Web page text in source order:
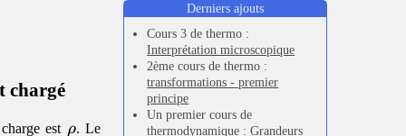
chargé
est \rho
ρ. Le
Derniers ajouts
Cours 3 de thermo :
Interprétation microscopique
2ème cours de thermo :
transformations - premier
principe
Un premier cours de
thermodynamique :Grandeurs